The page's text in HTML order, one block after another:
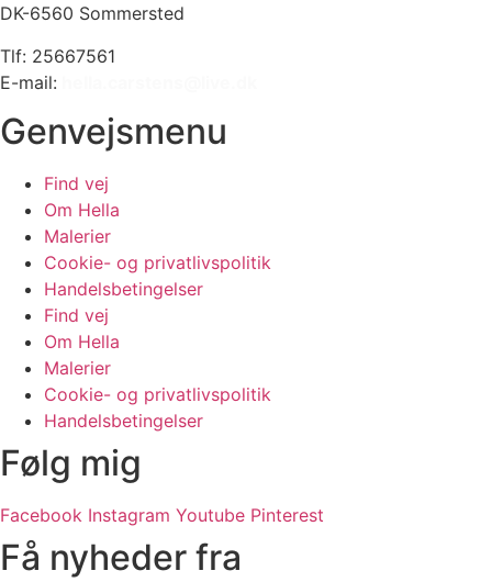
DK-6560 Sommersted
Tlf: 25667561
E-mail:
Genvejsmenu
Find vej
Om Hella
Malerier
Cookie- og privatlivspolitik
Handelsbetingelser
Find vej
Om Hella
Malerier
Cookie- og privatlivspolitik
Handelsbetingelser
Følg mig
Facebook Instagram Youtube Pinterest
Få nyheder fra